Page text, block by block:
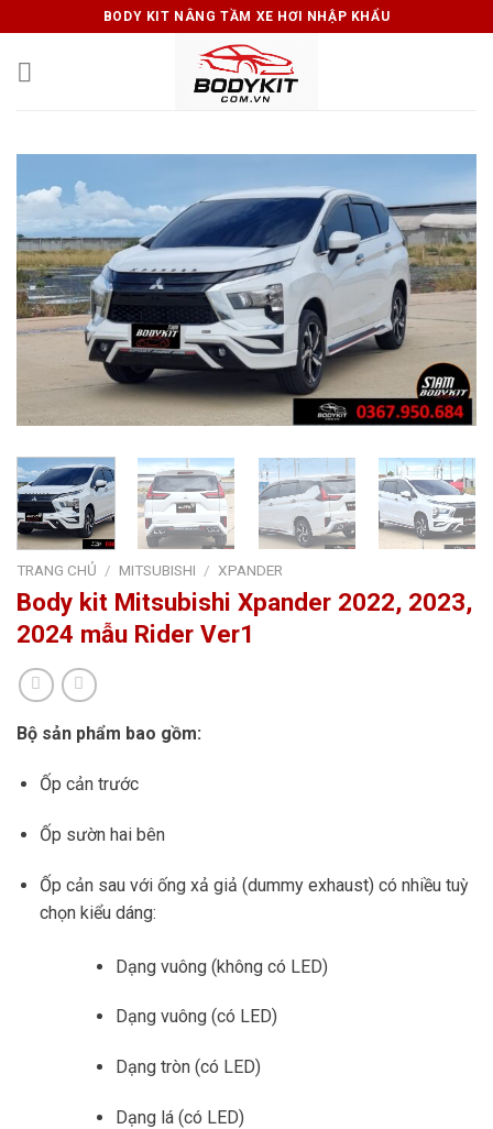
to
content
BODY KIT NÂNG TẦM XE HƠI NHẬP KHẨU
TRANG CHỦ / MITSUBISHI / XPANDER
Body kit Mitsubishi Xpander 2022, 2023,
2024 mẫu Rider Ver1
Bộ sản phẩm bao gồm:
Ốp cản trước
Ốp sườn hai bên
Ốp cản sau với ống xả giả (dummy exhaust) có nhiều tuỳ
chọn kiểu dáng:
Dạng vuông (không có LED)
Dạng vuông (có LED)
Dạng tròn (có LED)
Dạng lá (có LED)